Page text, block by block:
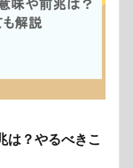
は？やるべきこ